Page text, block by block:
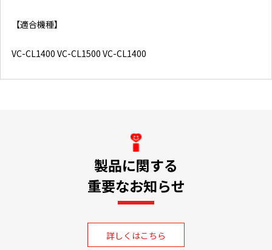
【適合機種】
VC-CL1400 VC-CL1500 VC-CL1400
製品に関する
重要なお知らせ
詳しくはこちら